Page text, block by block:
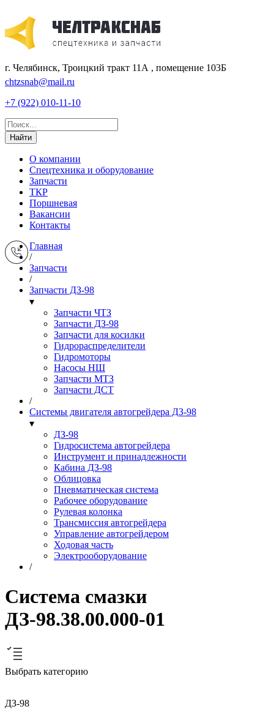
г. Челябинск, Троицкий тракт 11А , помещение 103Б
chtzsnab@mail.ru
+7 (922) 010-11-10
Найти
О компании
Спецтехника и оборудование
Запчасти
ТКР
Поршневая
Вакансии
Контакты
Главная
/
Запчасти
/
Запчасти ДЗ-98
▾
Запчасти ЧТЗ
Запчасти ДЗ-98
Запчасти для косилки
Гидрораспределители
Гидромоторы
Насосы НШ
Запчасти МТЗ
Запчасти ДСТ
/
Системы двигателя автогрейдера ДЗ-98
▾
ДЗ-98
Гидросистема автогрейдера
Инструмент и принадлежности
Кабина ДЗ-98
Облицовка
Пневматическая система
Рабочее оборудование
Рулевая колонка
Трансмиссия автогрейдера
Управление автогрейдером
Ходовая часть
Электрооборудование
/
Система смазки
ДЗ-98.38.00.000-01
Выбрать категорию
ДЗ-98